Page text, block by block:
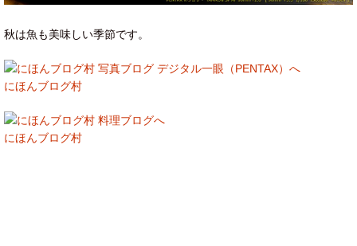
秋は魚も美味しい季節です。
にほんブログ村
にほんブログ村